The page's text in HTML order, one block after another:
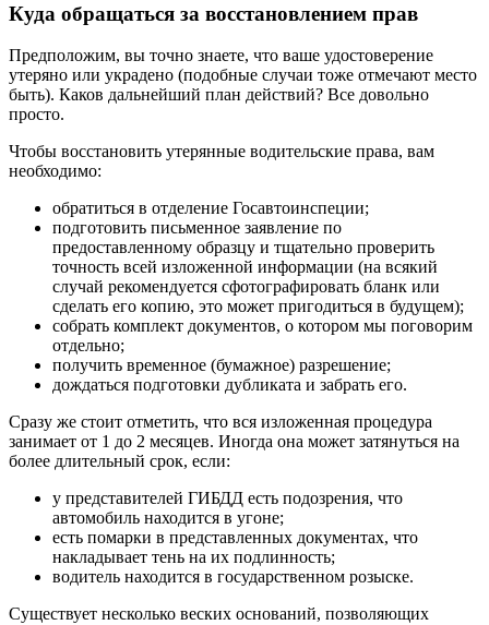
Куда обращаться за восстановлением прав
Предположим, вы точно знаете, что ваше удостоверение
утеряно или украдено (подобные случаи тоже отмечают место
быть). Каков дальнейший план действий? Все довольно
просто.
Чтобы восстановить утерянные водительские права, вам
необходимо:
обратиться в отделение Госавтоинспеции;
подготовить письменное заявление по
предоставленному образцу и тщательно проверить
точность всей изложенной информации (на всякий
случай рекомендуется сфотографировать бланк или
сделать его копию, это может пригодиться в будущем);
собрать комплект документов, о котором мы поговорим
отдельно;
получить временное (бумажное) разрешение;
дождаться подготовки дубликата и забрать его.
Сразу же стоит отметить, что вся изложенная процедура
занимает от 1 до 2 месяцев. Иногда она может затянуться на
более длительный срок, если:
у представителей ГИБДД есть подозрения, что
автомобиль находится в угоне;
есть помарки в представленных документах, что
накладывает тень на их подлинность;
водитель находится в государственном розыске.
Существует несколько веских оснований, позволяющих